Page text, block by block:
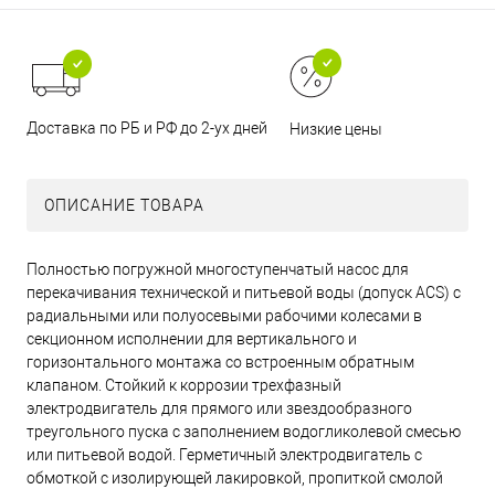
Доставка по РБ и РФ до 2-ух дней Низкие цены
ОПИСАНИЕ ТОВАРА
Полностью погружной многоступенчатый насос для
перекачивания технической и питьевой воды (допуск ACS) с
радиальными или полуосевыми рабочими колесами в
секционном исполнении для вертикального и
горизонтального монтажа со встроенным обратным
клапаном. Стойкий к коррозии трехфазный
электродвигатель для прямого или звездообразного
треугольного пуска с заполнением водогликолевой смесью
или питьевой водой. Герметичный электродвигатель с
обмоткой с изолирующей лакировкой, пропиткой смолой